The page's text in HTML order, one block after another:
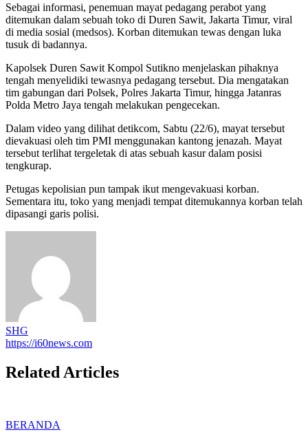
Sebagai informasi, penemuan mayat pedagang perabot yang
ditemukan dalam sebuah toko di Duren Sawit, Jakarta Timur, viral
di media sosial (medsos). Korban ditemukan tewas dengan luka
tusuk di badannya.
Kapolsek Duren Sawit Kompol Sutikno menjelaskan pihaknya
tengah menyelidiki tewasnya pedagang tersebut. Dia mengatakan
tim gabungan dari Polsek, Polres Jakarta Timur, hingga Jatanras
Polda Metro Jaya tengah melakukan pengecekan.
Dalam video yang dilihat detikcom, Sabtu (22/6), mayat tersebut
dievakuasi oleh tim PMI menggunakan kantong jenazah. Mayat
tersebut terlihat tergeletak di atas sebuah kasur dalam posisi
tengkurap.
Petugas kepolisian pun tampak ikut mengevakuasi korban.
Sementara itu, toko yang menjadi tempat ditemukannya korban telah
dipasangi garis polisi.
SHG
https://i60news.com
Related Articles
BERANDA